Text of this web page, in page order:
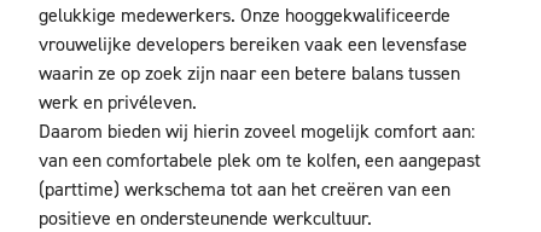
gelukkige medewerkers. Onze hooggekwalificeerde
vrouwelijke developers bereiken vaak een levensfase
waarin ze op zoek zijn naar een betere balans tussen
werk en privéleven.
Daarom bieden wij hierin zoveel mogelijk comfort aan:
van een comfortabele plek om te kolfen, een aangepast
(parttime) werkschema tot aan het creëren van een
positieve en ondersteunende werkcultuur.